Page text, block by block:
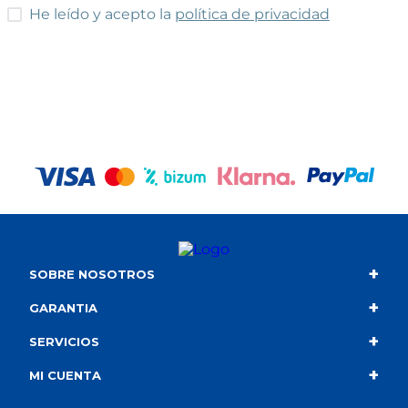
He leído y acepto las condiciones
He leído y acepto la política de privacidad
SOBRE NOSOTROS +
Contacto
Quiénes somos
Catálogo
GARANTIA +
Condiciones de compra
Política de privacidad
SERVICIOS +
Envío
MI CUENTA +